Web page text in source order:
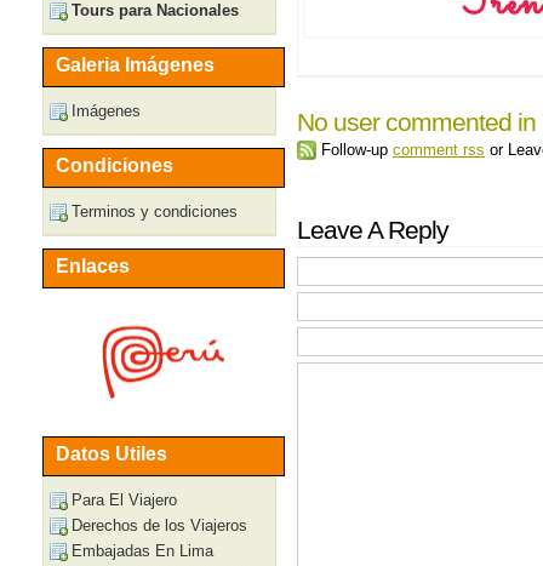
No user commented
Follow-up comment rss or
Leave A Reply
Tours para Nacionales
Galeria Imágenes
Imágenes
Condiciones
Terminos y condiciones
Enlaces
Datos Utiles
Para El Viajero
Derechos de los Viajeros
Embajadas En Lima